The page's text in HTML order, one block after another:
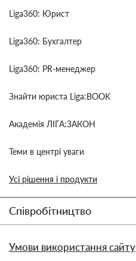
Liga360: Юрист
Liga360: Бухгалтер
Liga360: PR-менеджер
Знайти юриста Liga:BOOK
Академія ЛІГА:ЗАКОН
Теми в центрі уваги
Усі рішення і продукти
Співробітництво
Умови використання сайту